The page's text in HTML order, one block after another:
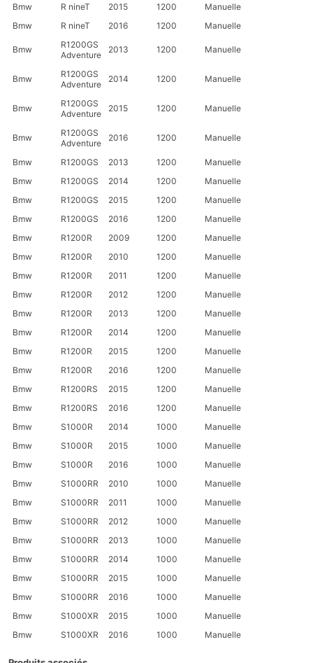
Bmw
R nineT 2015 1200
Manuelle
Bmw
R nineT 2016 1200 Manuelle
Bmw
R1200GS
Adventure
2013 1200 Manuelle
Bmw
R1200GS
Adventure
2014 1200 Manuelle
Bmw
R1200GS
Adventure
2015 1200 Manuelle
Bmw
R1200GS
Adventure
2016 1200 Manuelle
Bmw R1200GS 2013 1200
Manuelle
Bmw
R1200GS 2014 1200
Manuelle
Bmw
R1200GS 2015 1200
Manuelle
Bmw
R1200GS 2016 1200
Manuelle
Bmw
R1200R 2009 1200
Manuelle
Bmw
R1200R 2010 1200
Manuelle
Bmw
R1200R 2011 1200
Manuelle
Bmw
R1200R 2012 1200
Manuelle
Bmw
R1200R 2013 1200
Manuelle
Bmw
R1200R 2014 1200
Manuelle
Bmw
R1200R 2015 1200
Manuelle
Bmw
R1200R 2016 1200
Manuelle
Bmw
R1200RS 2015 1200
Manuelle
Bmw
R1200RS 2016 1200
Manuelle
Bmw
S1000R 2014 1000
Manuelle
Bmw
S1000R 2015 1000
Manuelle
Bmw
S1000R 2016 1000
Manuelle
Bmw
S1000RR 2010 1000
Manuelle
Bmw
S1000RR 2011 1000
Manuelle
Bmw
S1000RR 2012 1000
Manuelle
Bmw
S1000RR 2013 1000
Manuelle
Bmw
S1000RR 2014 1000
Manuelle
Bmw
S1000RR 2015 1000
Manuelle
Bmw
S1000RR 2016 1000
Manuelle
Bmw
S1000XR 2015 1000
Manuelle
Bmw
S1000XR 2016 1000 Manuelle